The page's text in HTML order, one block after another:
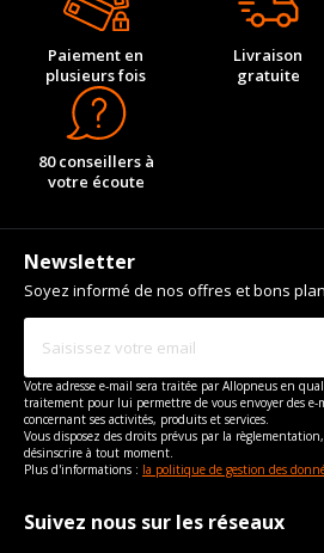
Paiement en
plusieurs fois
Livraison
gratuite
80 conseillers à
votre écoute
Newsletter
Soyez informé de nos offres et bons
Votre adresse e-mail sera traitée par Allopneus en
traitement pour lui permettre de vous envoyer des e-
concernant ses activités, produits et services.
Vous disposez des droits prévus par la
désinscrire à tout moment.
Plus d'informations : la politique de gestion des
Suivez nous sur les réseaux